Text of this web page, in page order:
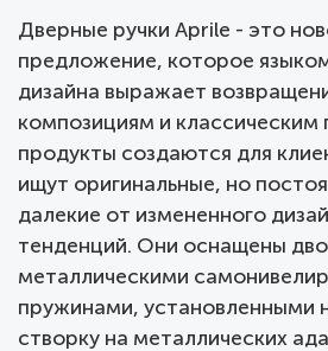
Дверные ручки Aprile - это
предложение, которое
дизайна выражает
композициям и
продукты создаются для
ищут оригинальные, но
далекие от измененного
тенденций. Они оснащены
металлическими
пружинами, установленными
створку на металлических